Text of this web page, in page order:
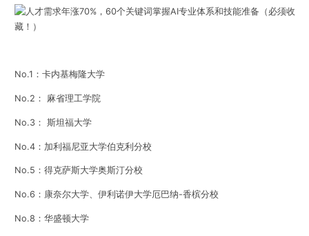
No.1：卡内基梅隆大学
No.2： 麻省理工学院
No.3： 斯坦福大学
No.4：加利福尼亚大学伯克利分校
No.5：得克萨斯大学奥斯汀分校
No.6：康奈尔大学、伊利诺伊大学厄巴纳-香槟分校
No.8：华盛顿大学